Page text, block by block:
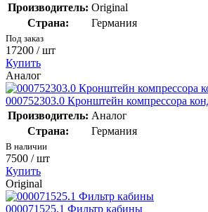
Производитель: Original
Страна:
Германия
Под заказ
17200 / шт
Купить
Аналог
000752303.0 Кронштейн компрессора
Производитель: Аналог
Страна:
Германия
В наличии
7500 / шт
Купить
Original
000071525.1 Фильтр кабины